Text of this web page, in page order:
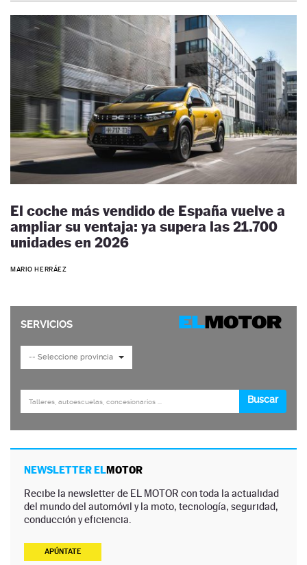
El coche más vendido de España vuelve a
ampliar su ventaja: ya supera las 21.700
unidades en 2026
MARIO HERRÁEZ
NEWSLETTER ELMOTOR
Recibe la newsletter de EL MOTOR con toda la actualidad
del mundo del automóvil y la moto, tecnología, seguridad,
conducción y eficiencia.
APÚNTATE